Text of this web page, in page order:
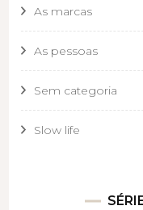
As marcas
As pessoas
Sem categoria
Slow life